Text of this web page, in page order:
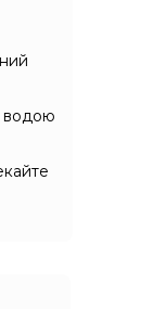
водою